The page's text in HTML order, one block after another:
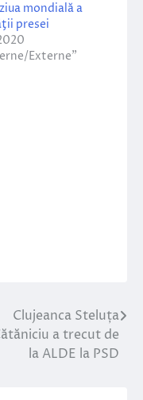
mondială a
presei
Externe”
Clujeanca Steluța
a trecut de
la ALDE la PSD